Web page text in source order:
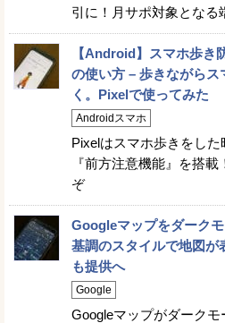
引に！月サポ対象となる
【Android】スマホ歩き
の使い方 – 歩きながら
く。Pixelで使ってみた
Androidスマホ
Pixelはスマホ歩きをし
『前方注意機能』を搭
ぞ
Googleマップをダーク
基調のスタイルで地図
も提供へ
Google
Googleマップがダーク